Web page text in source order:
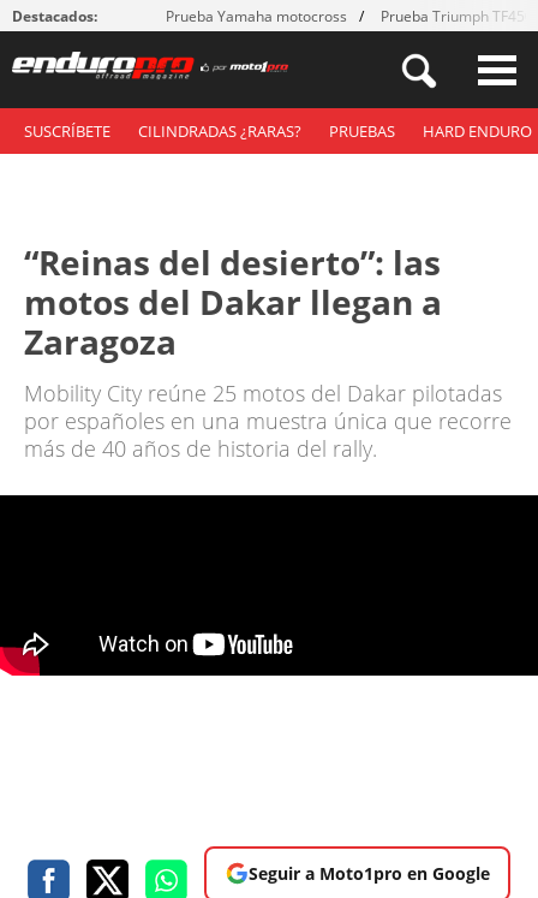
Destacados: Prueba Yamaha motocross Prueba Triumph
SUSCRÍBETE CILINDRADAS ¿RARAS? PRUEBAS HARD ENDURO
“Reinas del desierto”: las
motos del Dakar llegan a
Zaragoza
Mobility City reúne 25 motos del Dakar pilotadas
por españoles en una muestra única que recorre
más de 40 años de historia del rally.
Seguir a Moto1pro en Google